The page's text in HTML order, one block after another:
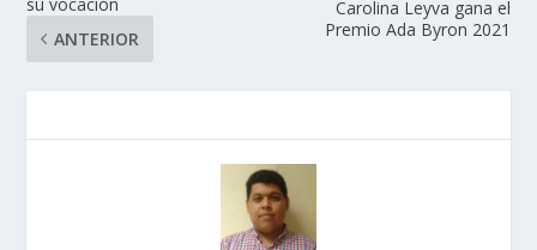
su vocación
ANTERIOR
Carolina Leyva gana el
Premio Ada Byron 2021